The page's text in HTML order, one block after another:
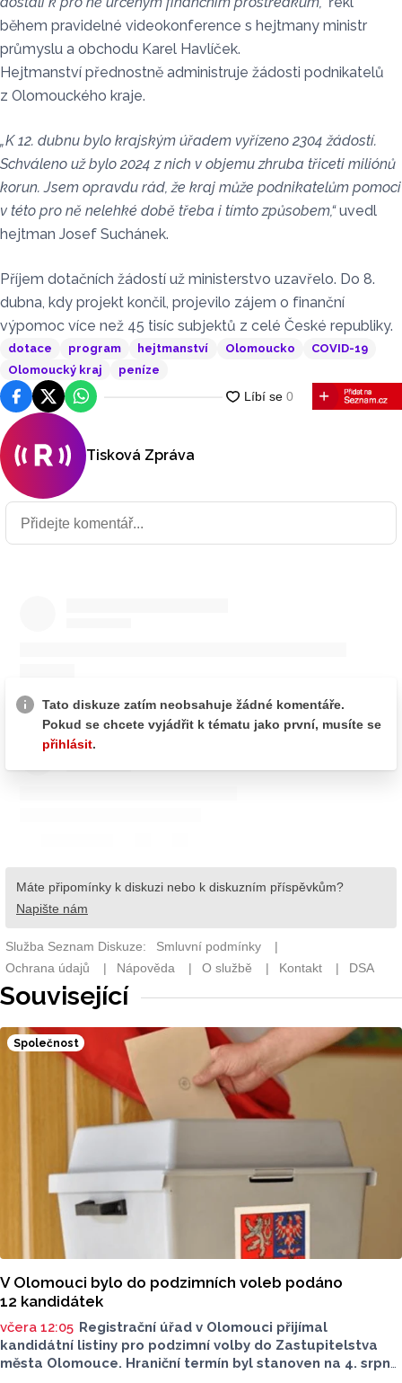
během pravidelné videokonference s hejtmany ministr
průmyslu a obchodu Karel Havlíček.
Hejtmanství přednostně administruje žádosti podnikatelů
z Olomouckého kraje.
„K 12. dubnu bylo krajským úřadem vyřízeno 2304 žádostí.
Schváleno už bylo 2024 z nich v objemu zhruba třiceti miliónů
korun. Jsem opravdu rád, že kraj může podnikatelům pomoci
v této pro ně nelehké době třeba i tímto způsobem,“uvedl
hejtman Josef Suchánek.
Příjem dotačních žádostí už ministerstvo uzavřelo. Do 8.
dubna, kdy projekt končil, projevilo zájem o finanční
výpomoc více než 45 tisíc subjektů z celé České republiky.
dotace program hejtmanství Olomoucko
COVID-19
Olomoucký kraj
peníze
FacebookPlatforma X
WhatsApp
Tisková Zpráva
Související
Společnost
V Olomouci bylo do podzimních voleb podáno
12 kandidátek
včera 12:05 Registrační úřad v Olomouci přijímal
kandidátní listiny pro podzimní volby do Zastupitelstva
města Olomouce. Hraniční termín byl stanoven na 4. srpna